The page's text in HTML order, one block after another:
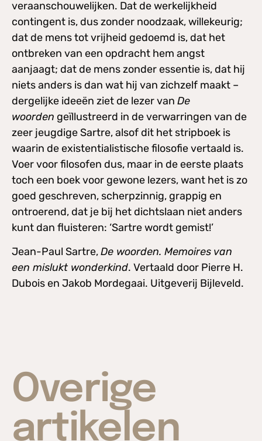
veraanschouwelijken. Dat de werkelijkheid
contingent is, dus zonder noodzaak, willekeurig;
dat de mens tot vrijheid gedoemd is, dat het
ontbreken van een opdracht hem angst
aanjaagt; dat de mens zonder essentie is, dat hij
niets anders is dan wat hij van zichzelf maakt –
dergelijke ideeën ziet de lezer van De
woorden geïllustreerd in de verwarringen van de
zeer jeugdige Sartre, alsof dit het stripboek is
waarin de existentialistische filosofie vertaald is.
Voer voor filosofen dus, maar in de eerste plaats
toch een boek voor gewone lezers, want het is zo
goed geschreven, scherpzinnig, grappig en
ontroerend, dat je bij het dichtslaan niet anders
kunt dan fluisteren: ‘Sartre wordt gemist!’
Jean-Paul Sartre,De woorden. Memoires van
een mislukt wonderkind. Vertaald door Pierre H.
Dubois en Jakob Mordegaai. Uitgeverij Bijleveld.
Overige
artikelen